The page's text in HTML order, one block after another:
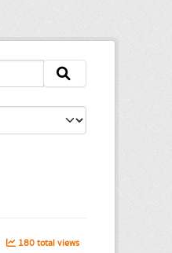
180 total views